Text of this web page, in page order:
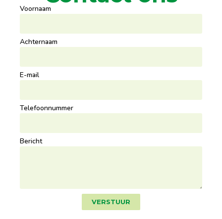
Voornaam
Achternaam
E-mail
Telefoonnummer
Bericht
VERSTUUR